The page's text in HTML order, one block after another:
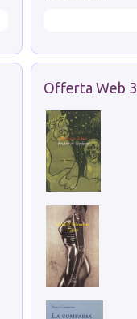
Offerta Web 3